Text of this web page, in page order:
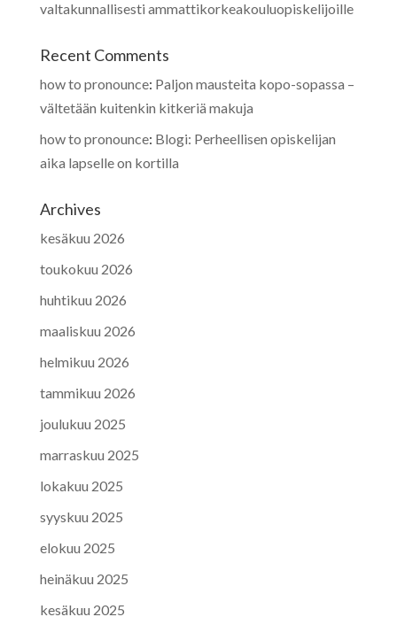
valtakunnallisesti ammattikorkeakouluopiskelijoille
Recent Comments
how to pronounce: Paljon mausteita kopo-sopassa –
vältetään kuitenkin kitkeriä makuja
how to pronounce: Blogi: Perheellisen opiskelijan
aika lapselle on kortilla
Archives
kesäkuu 2026
toukokuu 2026
huhtikuu 2026
maaliskuu 2026
helmikuu 2026
tammikuu 2026
joulukuu 2025
marraskuu 2025
lokakuu 2025
syyskuu 2025
elokuu 2025
heinäkuu 2025
kesäkuu 2025